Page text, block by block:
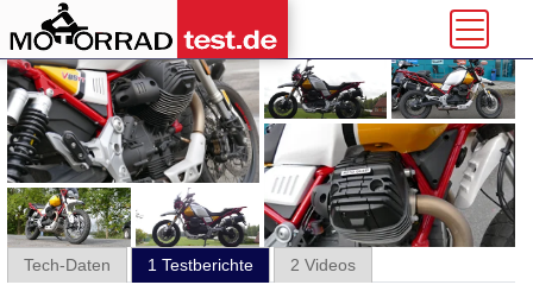
Tech-Daten 1 Testberichte 2 Videos